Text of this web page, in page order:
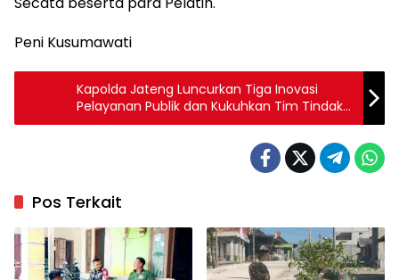
Peni Kusumawati
Kapolda Jateng Luncurkan Tiga Inovasi
Pelayanan Publik dan Kukuhkan Tim Tindak
Disiplin Covid-19 Polres Purbalingga
Pos Terkait